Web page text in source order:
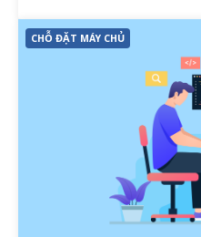
CHỖ ĐẶT MÁY CHỦ